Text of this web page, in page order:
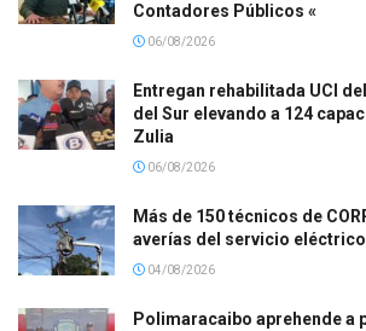
Contadores Públicos «
06/08/2026
Entregan rehabilitada UCI
del Sur elevando a 124
Zulia
06/08/2026
Más de 150 técnicos de
averías del servicio
04/08/2026
Polimaracaibo aprehende a